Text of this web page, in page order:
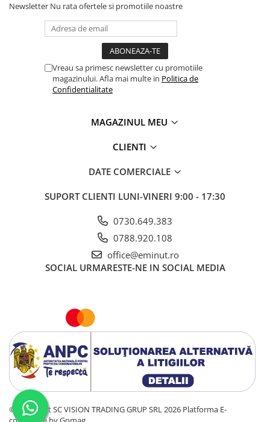
Newsletter Nu rata ofertele si promotiile noastre
Vreau sa primesc newsletter cu promotiile
magazinului. Afla mai multe in Politica de
Confidentialitate
MAGAZINUL MEU
CLIENTI
DATE COMERCIALE
SUPORT CLIENTI LUNI-VINERI 9:00 - 17:30
0730.649.383
0788.920.108
office@eminut.ro
SOCIAL URMARESTE-NE IN SOCIAL MEDIA
©Copyright SC VISION TRADING GRUP SRL 2026 Platforma E-